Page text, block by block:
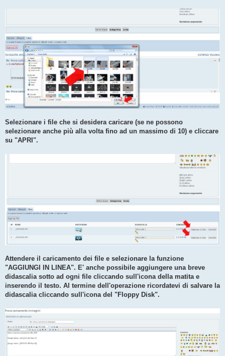
Selezionare i file che si desidera caricare (se ne possono
selezionare anche più alla volta fino ad un massimo di 10) e cliccare
su "APRI".
Attendere il caricamento dei file e selezionare la funzione
"AGGIUNGI IN LINEA". E' anche possibile aggiungere una breve
didascalia sotto ad ogni file cliccando sull'icona della matita e
inserendo il testo. Al termine dell'operazione ricordatevi di salvare la
didascalia cliccando sull'icona del "Floppy Disk".